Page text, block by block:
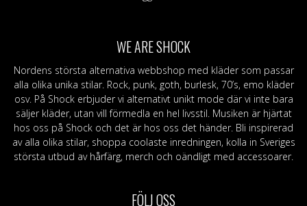
WE ARE SHOCK
Nordens största alternativa webbshop med kläder som passar
alla olika unika stilar. Rock, punk, goth, burlesk, 70’s, emo kläder
osv. På Shock erbjuder vi alternativt unikt mode där vi inte bara
säljer kläder, utan vill förmedla en hel livsstil. Musiken är hjärtat
hos oss på Shock och det är hos oss det händer. Bli inspirerad
av alla olika stilar, shoppa coolaste inredningen, kolla in Sveriges
största utbud av hårfärg, merch och oändligt med accessoarer.
FÖLJ OSS